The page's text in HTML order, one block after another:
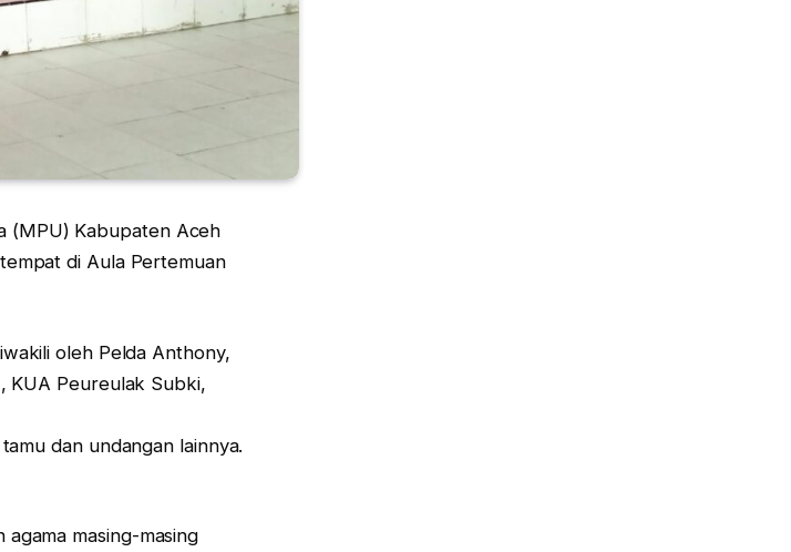
(MPU) Kabupaten Aceh
di Aula Pertemuan
oleh Pelda Anthony,
KUA Peureulak Subki,
dan undangan lainnya.
masing-masing